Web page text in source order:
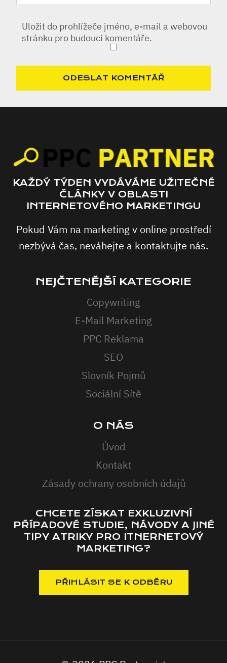
Uložit do prohlížeče jméno, e-mail a webovou
stránku pro budoucí komentáře.
KAŽDÝ TÝDEN VYDÁVÁME UŽITEČNÉ
ČLÁNKY V OBLASTI
INTERNETOVÉHO MARKETINGU
Pokud Vám na marketing v online prostředí
nezbývá čas, neváhejte a kontaktujte nás.
NEJČTENĚJŠÍ KATEGORIE
Copywriting
E-Mail Marketing
PPC Reklama
SEO
Slovník Pojmů
Sociální Sítě
O NÁS
Úvod
Kontakt
Zásady ochrany osobních údajů
CHCETE ZÍSKAT EXKLUZIVNÍ
PŘÍPADOVÉ STUDIE, NÁVODY A JINÉ
TIPY ATRIKY PRO ITNERNETOVÝ
MARKETING?